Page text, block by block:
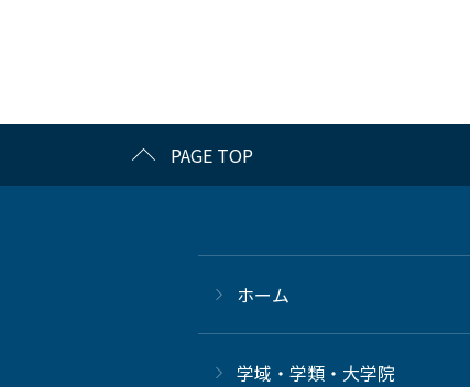
PAGE TOP
ホーム
学域・学類・大学院